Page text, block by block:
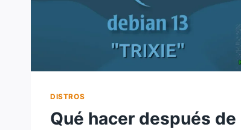
DISTROS
Qué hacer después de